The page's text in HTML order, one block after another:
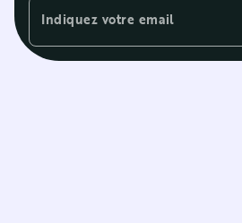
Indiquez votre email